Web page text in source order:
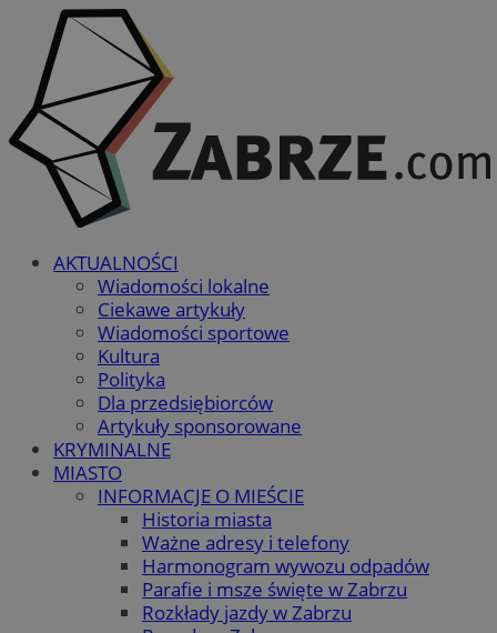
AKTUALNOŚCI
Wiadomości lokalne
Ciekawe artykuły
Wiadomości sportowe
Kultura
Polityka
Dla przedsiębiorców
Artykuły sponsorowane
KRYMINALNE
MIASTO
INFORMACJE O MIEŚCIE
Historia miasta
Ważne adresy i telefony
Harmonogram wywozu odpadów
Parafie i msze święte w Zabrzu
Rozkłady jazdy w Zabrzu